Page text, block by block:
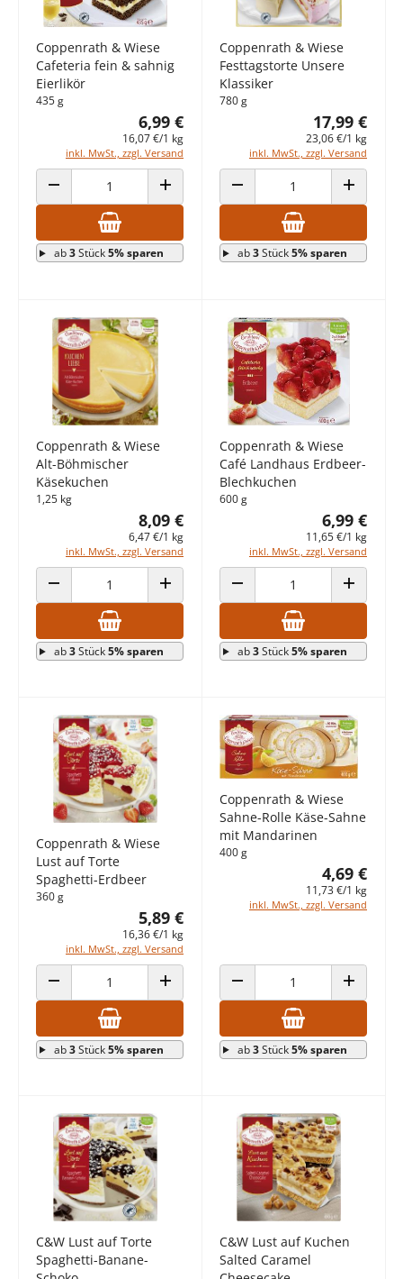
Coppenrath & Wiese
Cafeteria fein & sahnig
Eierlikör
435 g
6,99 €
16,07 €/1 kg
inkl. MwSt., zzgl. Versand
ANZAHL VERRINGERN ANZAHL ERHÖHEN
ab3Stück5% sparen
Coppenrath & Wiese
Festtagstorte Unsere
Klassiker
780 g
17,99 €
23,06 €/1 kg
inkl. MwSt., zzgl. Versand
ANZAHL VERRINGERN ANZAHL
ab3Stück5% sparen
Coppenrath & Wiese
Alt-Böhmischer
Käsekuchen
1,25 kg
8,09 €
6,47 €/1 kg
inkl. MwSt., zzgl. Versand
ANZAHL VERRINGERN ANZAHL ERHÖHEN
ab3Stück5% sparen
Coppenrath & Wiese
Café Landhaus Erdbeer-
Blechkuchen
600 g
6,99 €
11,65 €/1 kg
inkl. MwSt., zzgl. Versand
ANZAHL VERRINGERN ANZAHL
ab3Stück5% sparen
Coppenrath & Wiese
Lust auf Torte
Spaghetti-Erdbeer
360 g
5,89 €
16,36 €/1 kg
inkl. MwSt., zzgl. Versand
ANZAHL VERRINGERN ANZAHL ERHÖHEN
ab3Stück5% sparen
Coppenrath & Wiese
Sahne-Rolle Käse-Sahne
mit Mandarinen
400 g
4,69 €
11,73 €/1 kg
inkl. MwSt., zzgl. Versand
ANZAHL VERRINGERN ANZAHL
ab3Stück5% sparen
C&W Lust auf Torte
Spaghetti-Banane-
C&W Lust auf Kuchen
Salted Caramel